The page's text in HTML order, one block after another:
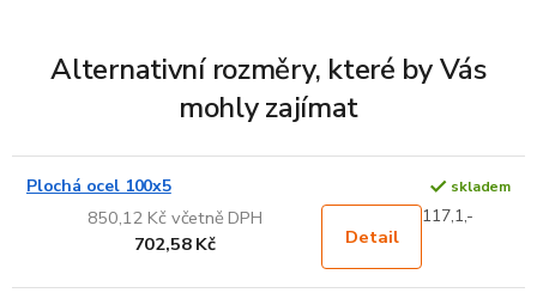
Alternativní rozměry, které by Vás
mohly zajímat
Plochá ocel 100x5 skladem
850,12 Kč včetně DPH
702,58 Kč
Detail
117,1,-